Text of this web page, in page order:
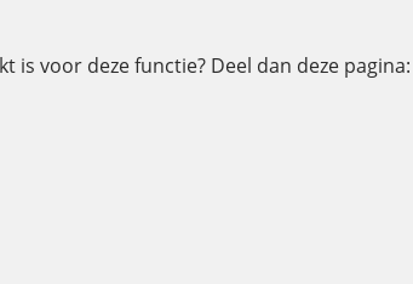
is voor deze functie? Deel dan deze pagina: